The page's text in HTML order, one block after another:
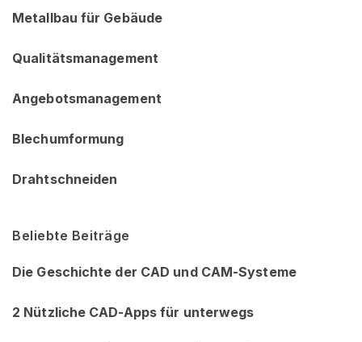
Metallbau für Gebäude
Qualitätsmanagement
Angebotsmanagement
Blechumformung
Drahtschneiden
Beliebte Beiträge
Die Geschichte der CAD und CAM-Systeme
2 Nützliche CAD-Apps für unterwegs